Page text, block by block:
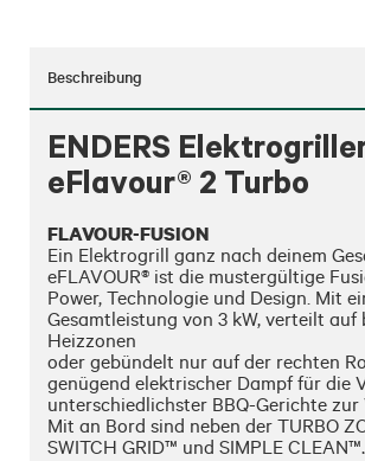
Beschreibung
ENDERS
eFlavour® 2 Turbo
FLAVOUR-FUSION
Ein Elektrogrill ganz nach deinem
eFLAVOUR® ist die mustergültige
Power, Technologie und Design. Mit
Gesamtleistung von 3 kW, verteilt auf
Heizzonen
oder gebündelt nur auf der rechten
genügend elektrischer Dampf für die
unterschiedlichster BBQ-Gerichte zur
Mit an Bord sind neben der TURBO
SWITCH GRID™ und SIMPLE